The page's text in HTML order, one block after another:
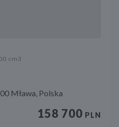
cm3
Mława, Polska
158 700 PLN